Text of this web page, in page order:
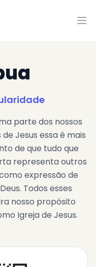
parte dos nossos
Jesus essa é mais
de que tudo que
representa outros
expressão de
Todos esses
nosso propósito
Igreja de Jesus.